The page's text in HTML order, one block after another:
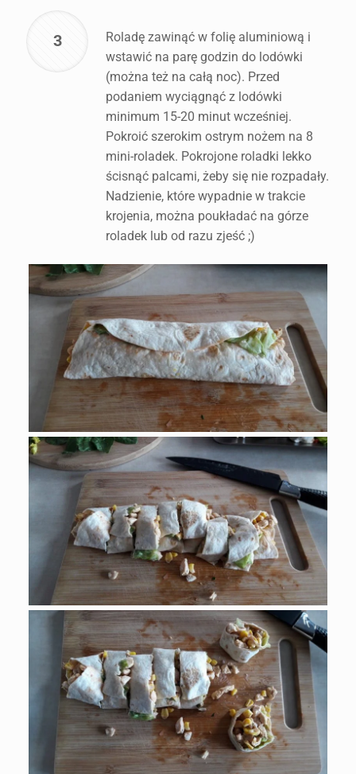
3
Roladę zawinąć w folię aluminiową i
wstawić na parę godzin do lodówki
(można też na całą noc). Przed
podaniem wyciągnąć z lodówki
minimum 15-20 minut wcześniej.
Pokroić szerokim ostrym nożem na 8
mini-roladek. Pokrojone roladki lekko
ścisnąć palcami, żeby się nie rozpadały.
Nadzienie, które wypadnie w trakcie
krojenia, można poukładać na górze
roladek lub od razu zjeść ;)